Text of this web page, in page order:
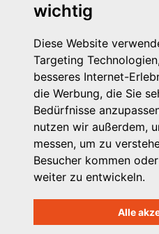
wichtig
Diese Website
Targeting
besseres Internet-
die Werbung, die Sie
Bedürfnisse
nutzen wir außerdem,
messen, um zu
Besucher kommen
weiter zu entwickeln.
Alle
E-Mail: info@vpk.de
Presse
Kontakt
Impressum
Datenschutzhinweis
Login